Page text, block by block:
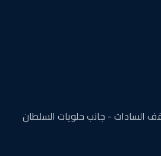
السادات - جانب حلويات السلطان